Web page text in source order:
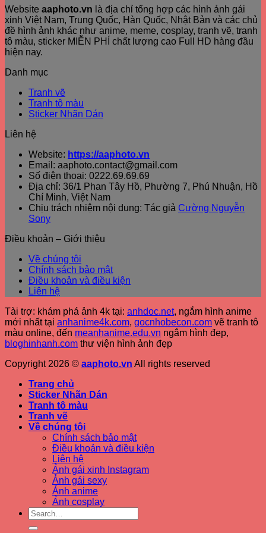
Website aaphoto.vn là địa chỉ tổng hợp các hình ảnh gái
xinh Việt Nam, Trung Quốc, Hàn Quốc, Nhật Bản và các chủ
đề hình ảnh khác như anime, meme, cosplay, tranh vẽ, tranh
tô màu, sticker MIỄN PHÍ chất lượng cao Full HD hàng đầu
hiện nay.
Danh mục
Tranh vẽ
Tranh tô màu
Sticker Nhãn Dán
Liên hệ
Website: https://aaphoto.vn
Email: aaphoto.contact@gmail.com
Số điện thoại: 0222.69.69.69
Địa chỉ: 36/1 Phan Tây Hồ, Phường 7, Phú Nhuận, Hồ
Chí Minh, Việt Nam
Chịu trách nhiệm nội dung: Tác giả Cường Nguyễn
Sony
Điều khoản – Giới thiệu
Về chúng tôi
Chính sách bảo mật
Điều khoản và điều kiện
Liên hệ
Tài trợ: khám phá ảnh 4k tại: anhdoc.net, ngắm hình anime
mới nhất tại anhanime4k.com, gocnhobecon.com vẽ tranh tô
màu online, đến meanhanime.edu.vn ngắm hình đẹp,
bloghinhanh.com thư viện hình ảnh đẹp
Copyright 2026 © aaphoto.vn All rights reserved
Trang chủ
Sticker Nhãn Dán
Tranh tô màu
Tranh vẽ
Về chúng tôi
Chính sách bảo mật
Điều khoản và điều kiện
Liên hệ
Ảnh gái xinh Instagram
Ảnh gái sexy
Ảnh anime
Ảnh cosplay